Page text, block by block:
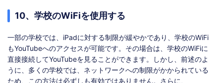
10、学校のWiFiを使用する
一部の学校では、iPadに対する制限が緩やかであり、学校のWiFi
もYouTubeへのアクセスが可能です。その場合は、学校のWiFiに
直接接続してYouTubeを見ることができます。しかし、前述のよ
うに、多くの学校では、ネットワークへの制限がかかられている
ため、この方法は必ずしも有効ではありません。さらに、